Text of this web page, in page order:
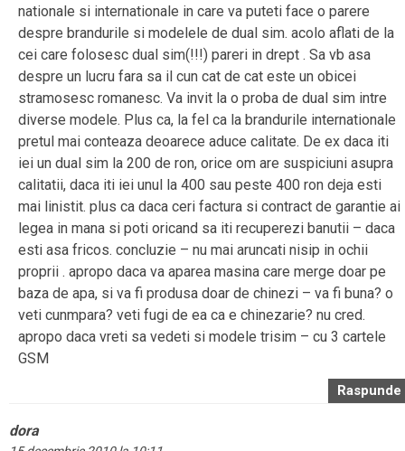
nationale si internationale in care va puteti face o parere
despre brandurile si modelele de dual sim. acolo aflati de la
cei care folosesc dual sim(!!!) pareri in drept . Sa vb asa
despre un lucru fara sa il cun cat de cat este un obicei
stramosesc romanesc. Va invit la o proba de dual sim intre
diverse modele. Plus ca, la fel ca la brandurile internationale
pretul mai conteaza deoarece aduce calitate. De ex daca iti
iei un dual sim la 200 de ron, orice om are suspiciuni asupra
calitatii, daca iti iei unul la 400 sau peste 400 ron deja esti
mai linistit. plus ca daca ceri factura si contract de garantie ai
legea in mana si poti oricand sa iti recuperezi banutii – daca
esti asa fricos. concluzie – nu mai aruncati nisip in ochii
proprii . apropo daca va aparea masina care merge doar pe
baza de apa, si va fi produsa doar de chinezi – va fi buna? o
veti cunmpara? veti fugi de ea ca e chinezarie? nu cred.
apropo daca vreti sa vedeti si modele trisim – cu 3 cartele
GSM
Raspunde
dora